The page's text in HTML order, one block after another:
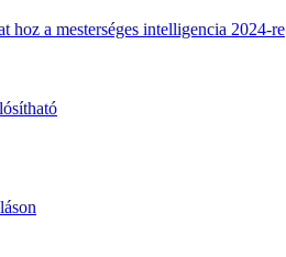
hoz a mesterséges intelligencia 2024-re